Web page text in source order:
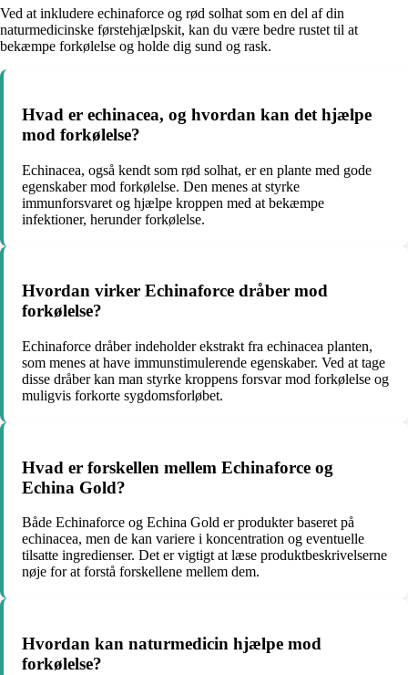
Ved at inkludere echinaforce og rød solhat som en del af din
naturmedicinske førstehjælpskit, kan du være bedre rustet til at
bekæmpe forkølelse og holde dig sund og rask.
Hvad er echinacea, og hvordan kan det hjælpe
mod forkølelse?
Echinacea, også kendt som rød solhat, er en plante med gode
egenskaber mod forkølelse. Den menes at styrke
immunforsvaret og hjælpe kroppen med at bekæmpe
infektioner, herunder forkølelse.
Hvordan virker Echinaforce dråber mod
forkølelse?
Echinaforce dråber indeholder ekstrakt fra echinacea planten,
som menes at have immunstimulerende egenskaber. Ved at tage
disse dråber kan man styrke kroppens forsvar mod forkølelse og
muligvis forkorte sygdomsforløbet.
Hvad er forskellen mellem Echinaforce og
Echina Gold?
Både Echinaforce og Echina Gold er produkter baseret på
echinacea, men de kan variere i koncentration og eventuelle
tilsatte ingredienser. Det er vigtigt at læse produktbeskrivelserne
nøje for at forstå forskellene mellem dem.
Hvordan kan naturmedicin hjælpe mod
forkølelse?